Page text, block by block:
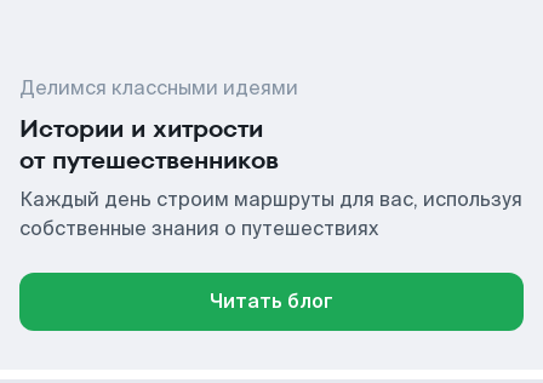
Делимся классными идеями
Истории и хитрости
от путешественников
Каждый день строим маршруты для вас, используя
собственные знания о путешествиях
Читать блог